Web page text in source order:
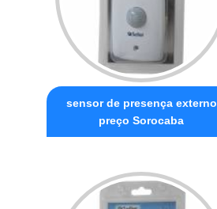
sensor de presença externo
preço Sorocaba